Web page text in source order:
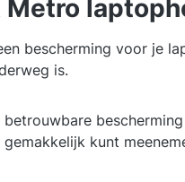
bescherming voor je
is.
kunt